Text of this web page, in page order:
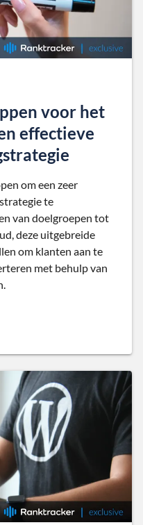
voor het
effectieve
om een zeer
te
van doelgroepen tot
deze uitgebreide
om klanten aan te
met behulp van